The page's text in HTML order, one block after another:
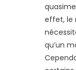
effet, le
qu’un